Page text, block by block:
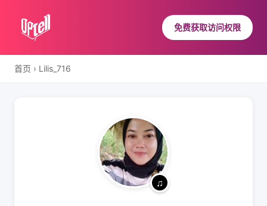
免费获取访问权限
首页 › Lilis_716